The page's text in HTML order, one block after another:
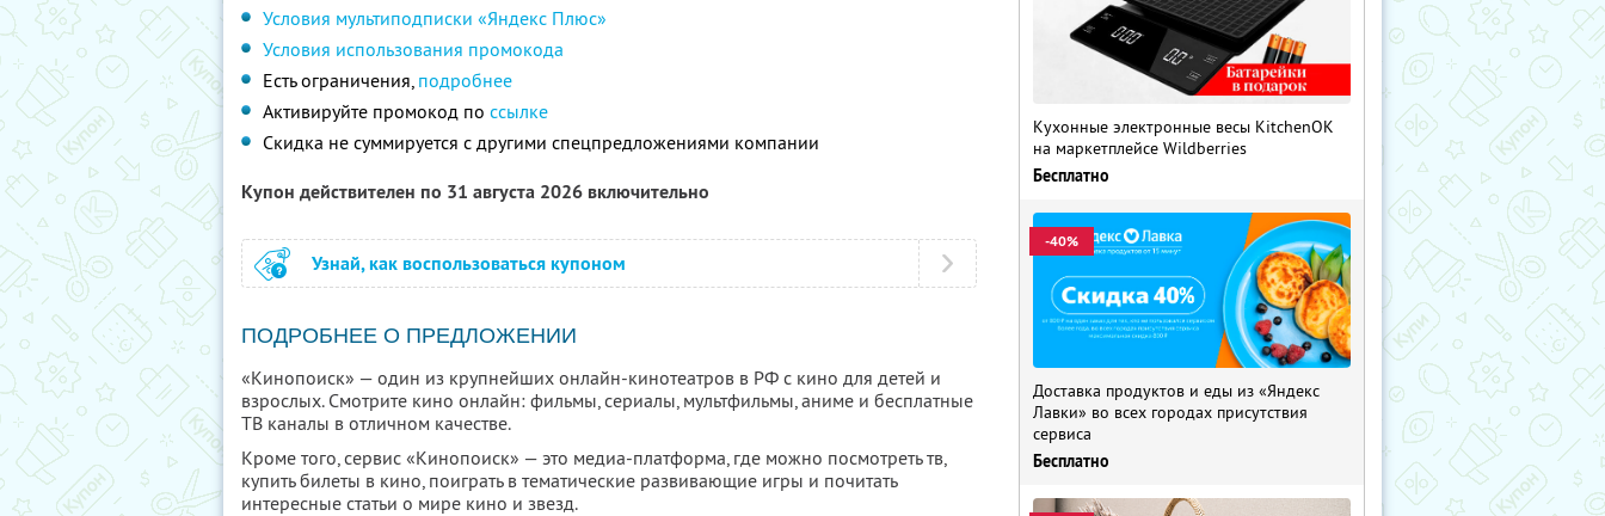
Условия мультиподписки «Яндекс Плюс»
Условия использования промокода
Есть ограничения, подробнее
Активируйте промокод по ссылке
Скидка не суммируется с другими спецпредложениями компании
Купон действителен по 31 августа 2026 включительно
Узнай, как воспользоваться купоном
ПОДРОБНЕЕ О ПРЕДЛОЖЕНИИ
«Кинопоиск» — один из крупнейших онлайн-кинотеатров в РФ с кино для детей и
взрослых. Смотрите кино онлайн: фильмы, сериалы, мультфильмы, аниме и бесплатные
ТВ каналы в отличном качестве.
Кроме того, сервис «Кинопоиск» — это медиа-платформа, где можно посмотреть тв,
купить билеты в кино, поиграть в тематические развивающие игры и почитать
интересные статьи о мире кино и звезд.
Кухонные электронные весы KitchenOK
на маркетплейсе Wildberries
Бесплатно
-40%
Доставка продуктов и еды из «Яндекс
Лавки» во всех городах присутствия
сервиса
Бесплатно